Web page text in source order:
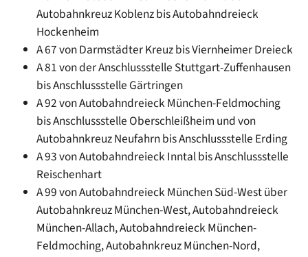
Autobahnkreuz Koblenz bis Autobahndreieck
Hockenheim
A 67 von Darmstädter Kreuz bis Viernheimer Dreieck
A 81 von der Anschlussstelle Stuttgart-Zuffenhausen
bis Anschlussstelle Gärtringen
A 92 von Autobahndreieck München-Feldmoching
bis Anschlussstelle Oberschleißheim und von
Autobahnkreuz Neufahrn bis Anschlussstelle Erding
A 93 von Autobahndreieck Inntal bis Anschlussstelle
Reischenhart
A 99 von Autobahndreieck München Süd-West über
Autobahnkreuz München-West, Autobahndreieck
München-Allach, Autobahndreieck München-
Feldmoching, Autobahnkreuz München-Nord,